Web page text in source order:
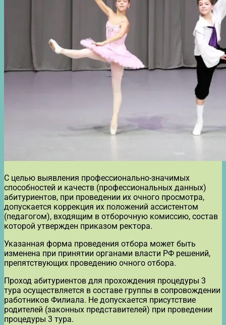
С целью выявления профессионально-значимых
способностей и качеств (профессиональных данных)
абитуриентов, при проведении их очного просмотра,
допускается коррекция их положений ассистентом
(педагогом), входящим в отборочную комиссию, состав
которой утвержден приказом ректора.
Указанная форма проведения отбора может быть
изменена при принятии органами власти РФ решений,
препятствующих проведению очного отбора.
Проход абитуриентов для прохождения процедуры 3
тура осуществляется в составе группы в сопровождении
работников Филиала. Не допускается присутствие
родителей (законных представителей) при проведении
процедуры 3 тура.